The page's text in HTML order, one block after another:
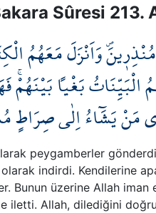
Sûresi 213.
وَاَنْزَلَ مَعَهُمُ
بَغْياً بَيْنَهُمْۚ
مَنْ يَشَٓاءُ اِلٰى صِرَاطٍ
peygamberler
indirdi. Kendilerine
Bunun üzerine Allah
iletti. Allah, dilediğini